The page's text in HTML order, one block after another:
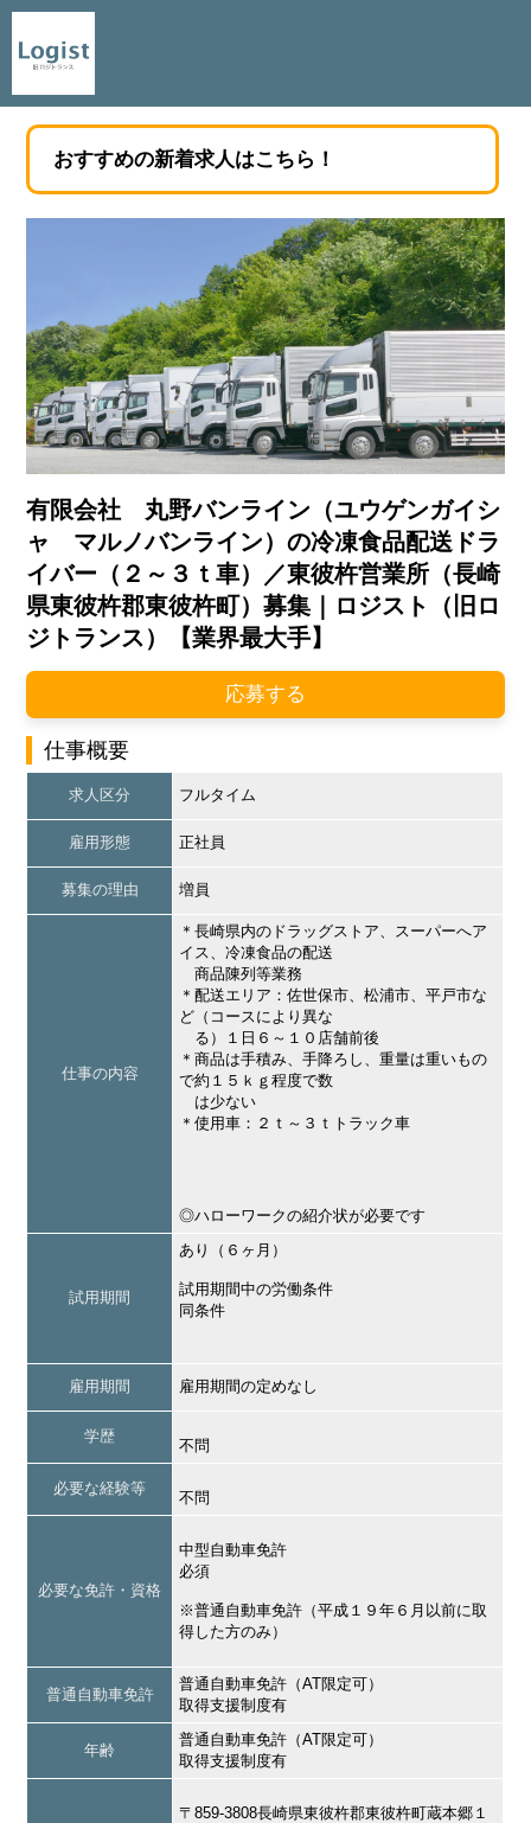
おすすめの新着求人はこちら！
有限会社 丸野バンライン（ユウゲンガイシ
ャ マルノバンライン）の冷凍食品配送ドラ
イバー（２～３ｔ車）／東彼杵営業所（長崎
県東彼杵郡東彼杵町）募集｜ロジスト（旧ロ
ジトランス）【業界最大手】
応募する
仕事概要
求人区分 フルタイム
雇用形態 正社員
募集の理由 増員
仕事の内容
＊長崎県内のドラッグストア、スーパーへア
イス、冷凍食品の配送
商品陳列等業務
＊配送エリア：佐世保市、松浦市、平戸市な
ど（コースにより異な
る）１日６～１０店舗前後
＊商品は手積み、手降ろし、重量は重いもの
で約１５ｋｇ程度で数
は少ない
＊使用車：２ｔ～３ｔトラック車
◎ハローワークの紹介状が必要です
試用期間
あり（６ヶ月）
試用期間中の労働条件
同条件
雇用期間 雇用期間の定めなし
学歴
不問
必要な経験等
不問
必要な免許・資格
中型自動車免許
必須
※普通自動車免許（平成１９年６月以前に取
得した方のみ）
普通自動車免許
普通自動車免許（AT限定可）
取得支援制度有
年齢
普通自動車免許（AT限定可）
取得支援制度有
〒859-3808長崎県東彼杵郡東彼杵町蔵本郷１